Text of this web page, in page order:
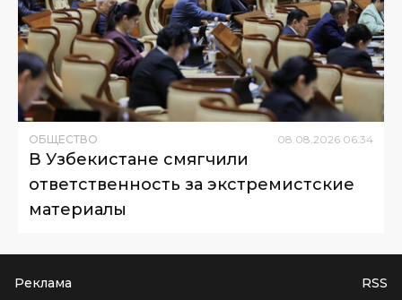
ОБЩЕСТВО 08.08.2026 06:34
В Узбекистане смягчили
ответственность за экстремистские
материалы
Реклама RSS